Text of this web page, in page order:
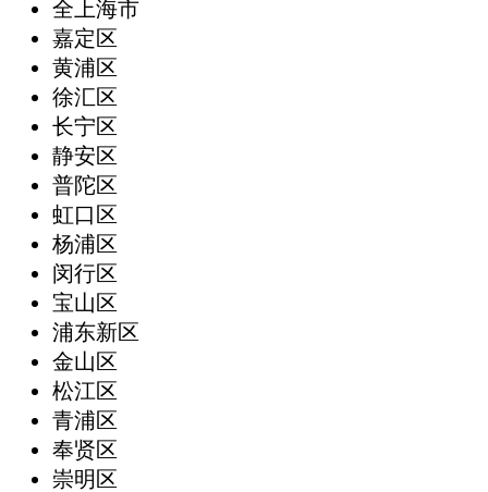
全上海市
嘉定区
黄浦区
徐汇区
长宁区
静安区
普陀区
虹口区
杨浦区
闵行区
宝山区
浦东新区
金山区
松江区
青浦区
奉贤区
崇明区